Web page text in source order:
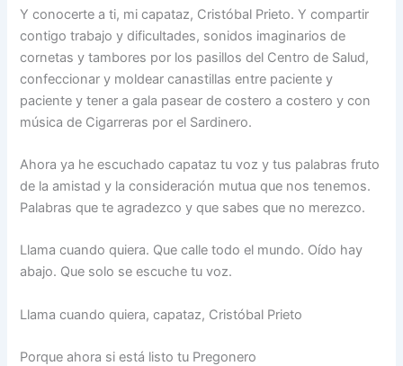
Y conocerte a ti, mi capataz, Cristóbal Prieto. Y compartir
contigo trabajo y dificultades, sonidos imaginarios de
cornetas y tambores por los pasillos del Centro de Salud,
confeccionar y moldear canastillas entre paciente y
paciente y tener a gala pasear de costero a costero y con
música de Cigarreras por el Sardinero.
Ahora ya he escuchado capataz tu voz y tus palabras fruto
de la amistad y la consideración mutua que nos tenemos.
Palabras que te agradezco y que sabes que no merezco.
Llama cuando quiera. Que calle todo el mundo. Oído hay
abajo. Que solo se escuche tu voz.
Llama cuando quiera, capataz, Cristóbal Prieto
Porque ahora si está listo tu Pregonero